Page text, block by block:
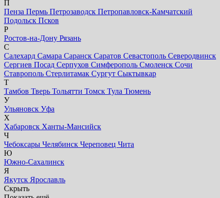
П
Пенза Пермь Петрозаводск Петропавловск-Камчатский
Подольск Псков
Р
Ростов-на-Дону Рязань
С
Салехард Самара Саранск Саратов Севастополь Северодвинск
Сергиев Посад Серпухов Симферополь Смоленск Сочи
Ставрополь Стерлитамак Сургут Сыктывкар
Т
Тамбов Тверь Тольятти Томск Тула Тюмень
У
Ульяновск Уфа
Х
Хабаровск Ханты-Мансийск
Ч
Чебоксары Челябинск Череповец Чита
Ю
Южно-Сахалинск
Я
Якутск Ярославль
Скрыть